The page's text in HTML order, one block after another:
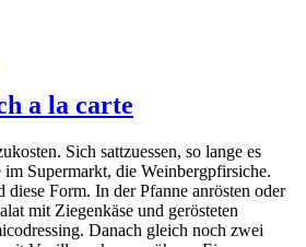
a la carte
Sich sattzuessen, so lange es
im Supermarkt, die Weinbergpfirsiche.
Form. In der Pfanne anrösten oder
mit Ziegenkäse und gerösteten
Danach gleich noch zwei